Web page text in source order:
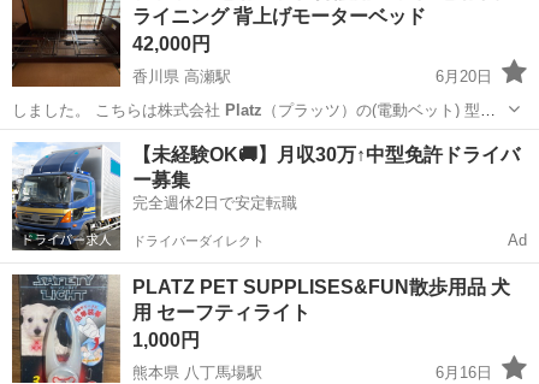
ライニング 背上げモーターベッド
42,000円
香川県 高瀬駅
6月20日
しました。 こちらは株式会社 Platz （プラッツ）の(電動ベット) 型式
…香川 三豊市 高瀬駅 ベッド
【未経験OK🚚】月収30万↑中型免許ドライバ
ー募集
完全週休2日で安定転職
ドライバーダイレクト Ad
PLATZ PET SUPPLISES&FUN散歩用品 犬
用 セーフティライト
1,000円
熊本県 八丁馬場駅
6月16日